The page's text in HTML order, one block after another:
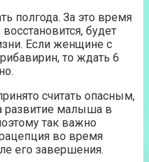
полгода. За это время
будет
Если женщине с
то ждать 6
считать опасным,
развитие малыша в
так важно
во время
его завершения.